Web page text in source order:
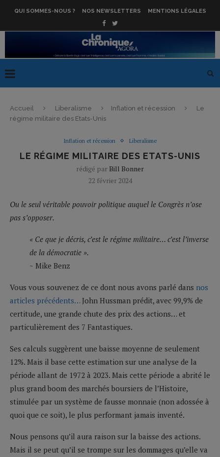
QUI SOMMES-NOUS ? NOS NEWSLETTERS MENTIONS LÉGALES
Accueil Liberalisme Inflation et récession
Le
régime militaire des Etats-Unis
Inflation et récession Liberalisme
LE RÉGIME MILITAIRE DES ETATS-UNIS
rédigé par Bill Bonner
22 février 2024
Ou le seul véritable pouvoir politique auquel le Congrès n’ose
pas s’opposer.
« Ce que je décris, c’est le régime militaire… c’est l’inverse
de la démocratie ».
~ Mike Benz
Vous vous souvenez de ce dont nous avons parlé dans nos
articles précédents… John Hussman prédit, avec 99,9% de
certitude, une grande chute des prix des actions… et
particulièrement des 7 Fantastiques.
Ses calculs suggèrent une baisse moyenne de seulement
12%. Mais il base cette estimation sur une analyse de la
période allant de 1972 à 2023. Mais cette période a abrité le
plus grand boom des marchés boursiers de l’Histoire,
stimulée par un système de fausse monnaie (non adossée à
quoi que ce soit), le plus performant jamais inventé.
Nous pensons qu’il aura raison sur la baisse des actions.
Mais il se peut qu’il se trompe sur les dommages qu’elle va